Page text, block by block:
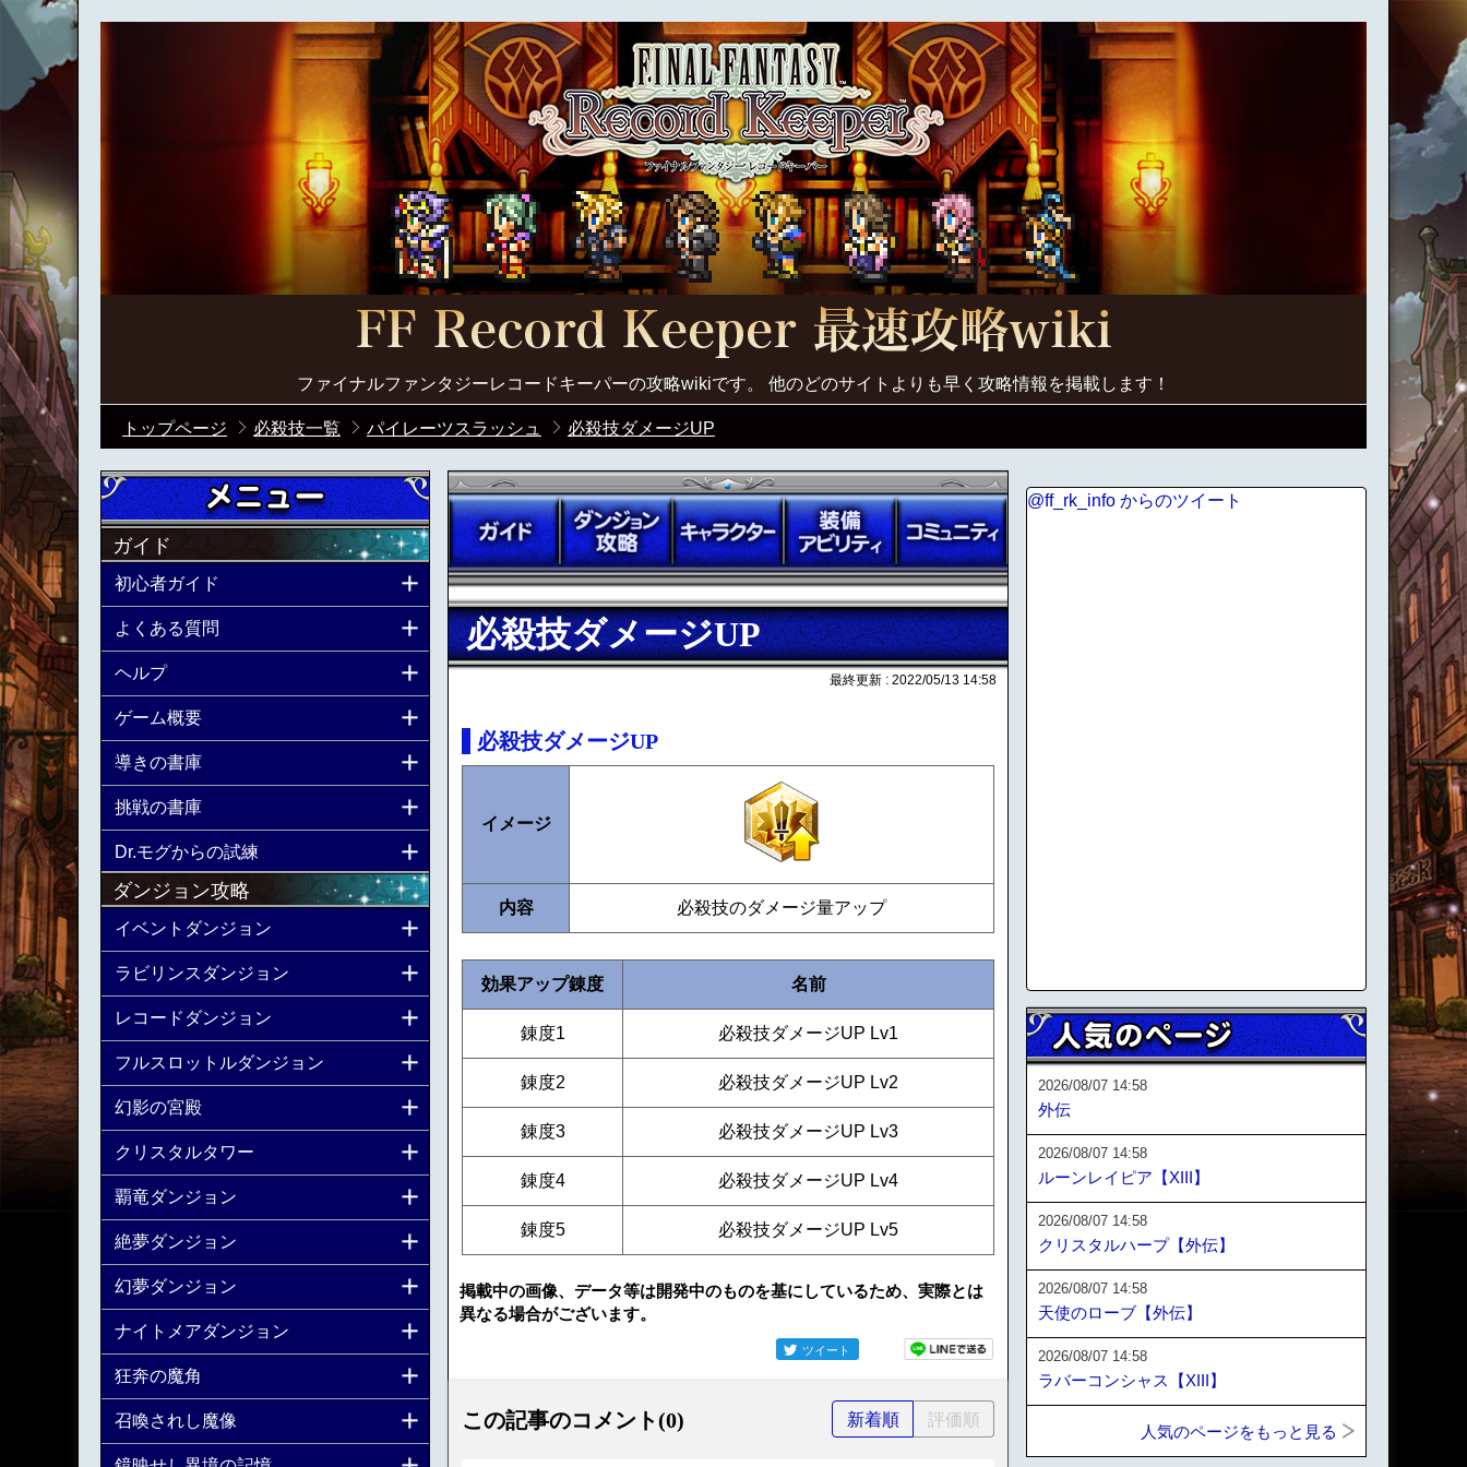
ファイナルファンタジーレコードキーパーの攻略wikiです。 他のどのサイトよりも早く攻略情報を掲載します！
トップページ 必殺技一覧 パイレーツスラッシュ 必殺技ダメージUP
必殺技ダメージUP
最終更新 : 2022/05/13 14:58
必殺技ダメージUP
イメージ
内容 必殺技のダメージ量アップ
効果アップ錬度 名前
錬度1 必殺技ダメージUP Lv1
錬度2 必殺技ダメージUP Lv2
錬度3 必殺技ダメージUP Lv3
錬度4 必殺技ダメージUP Lv4
錬度5 必殺技ダメージUP Lv5
掲載中の画像、データ等は開発中のものを基にしているため、実際とは
異なる場合がございます。
ツイート
この記事のコメント(0) 新着順 評価順
ガイド
初心者ガイド
よくある質問
ヘルプ
ゲーム概要
導きの書庫
挑戦の書庫
Dr.モグからの試練
ダンジョン攻略
イベントダンジョン
ラビリンスダンジョン
レコードダンジョン
フルスロットルダンジョン
幻影の宮殿
クリスタルタワー
覇竜ダンジョン
絶夢ダンジョン
幻夢ダンジョン
ナイトメアダンジョン
狂奔の魔角
召喚されし魔像
@ff_rk_info からのツイート
2026/08/07 14:58
外伝
2026/08/07 14:58
ルーンレイピア【XIII】
2026/08/07 14:58
クリスタルハープ【外伝】
2026/08/07 14:58
天使のローブ【外伝】
2026/08/07 14:58
ラバーコンシャス【XIII】
人気のページをもっと見る